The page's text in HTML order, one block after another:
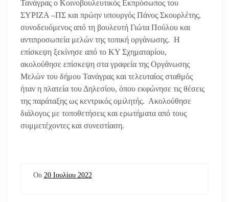
Τανάγρας ο Κοινοβουλευτικός Εκπρόσωπος του
ΣΥΡΙΖΑ –ΠΣ και πρώην υπουργός Πάνος Σκουρλέτης,
συνοδευόμενος από τη βουλευτή Γιώτα Πούλου και
αντιπροσωπεία μελών της τοπική οργάνωσης. Η
επίσκεψη ξεκίνησε από το ΚΥ Σχηματαρίου,
ακολούθησε επίσκεψη στα γραφεία της Οργάνωσης
Μελών του δήμου Τανάγρας και τελευταίος σταθμός
ήταν η πλατεία του Δηλεσίου, όπου εκφώνησε τις θέσεις
της παράταξης ως κεντρικός ομιλητής. Ακολούθησε
διάλογος με τοποθετήσεις και ερωτήματα από τους
συμμετέχοντες και συνεστίαση.
On 20 Ιουλίου 2022